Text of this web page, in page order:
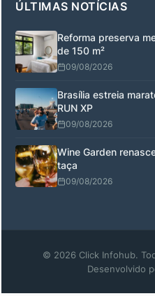
ÚLTIMAS NOTÍCIAS
Reforma preserva
de 150 m²
09/08/2026
Brasília estreia
RUN XP
09/08/2026
Wine Garden
taça
09/08/2026
© 2026 Click Infohub.
Desenvolvido